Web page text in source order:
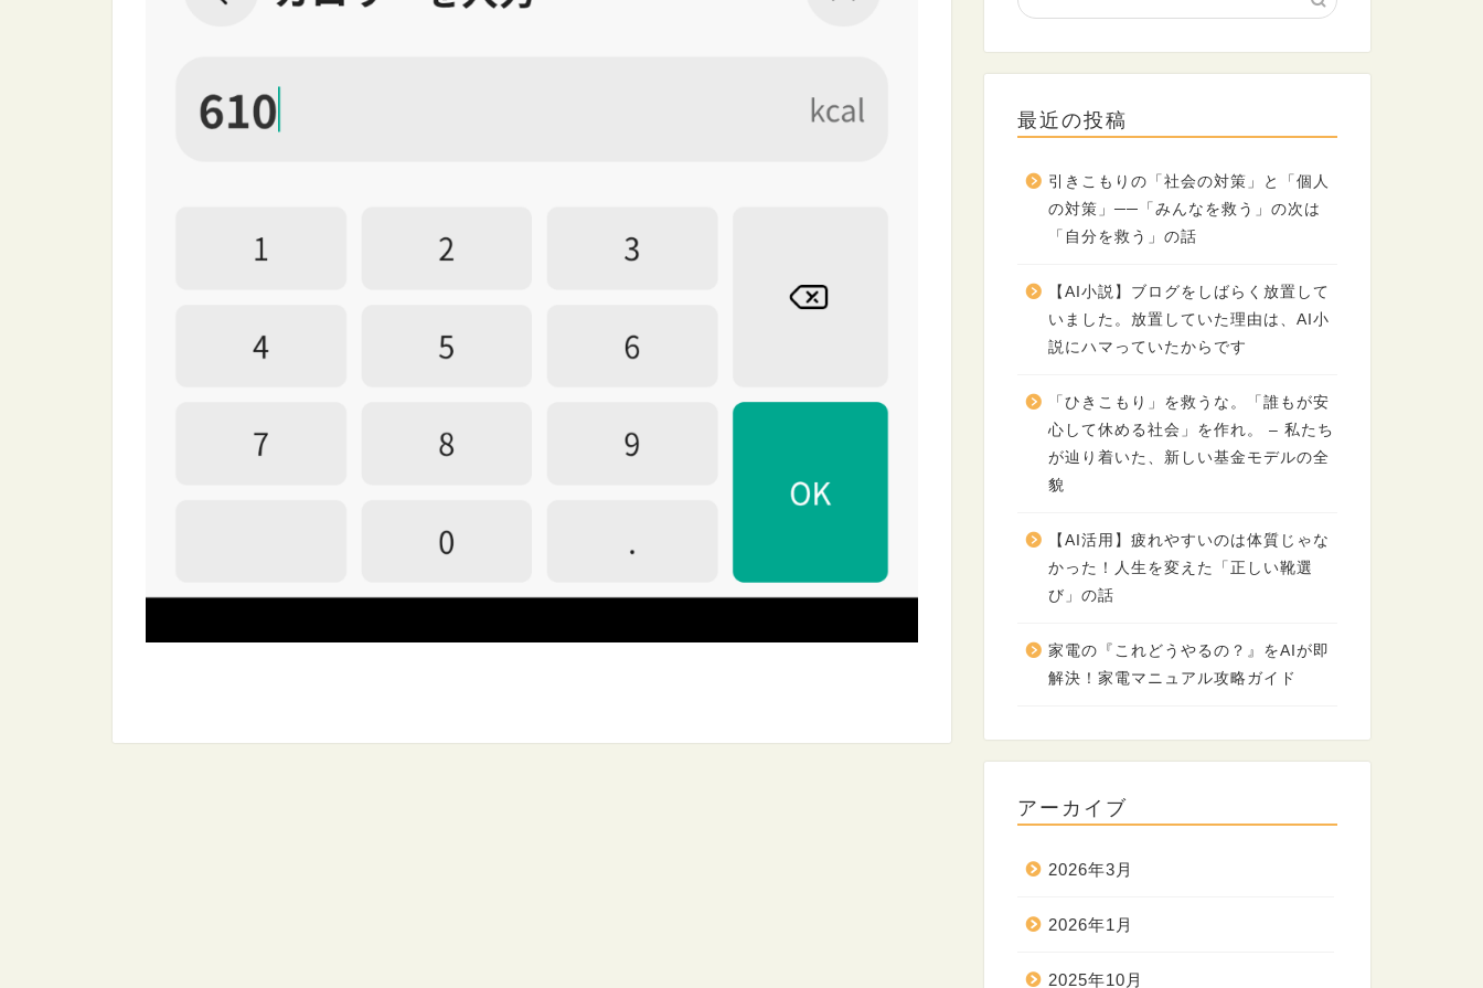
最近の投稿
引きこもりの「社会の対策」と「個人
の対策」──「みんなを救う」の次は
「自分を救う」の話
【AI小説】ブログをしばらく放置して
いました。放置していた理由は、AI小
説にハマっていたからです
「ひきこもり」を救うな。「誰もが安
心して休める社会」を作れ。 – 私たち
が辿り着いた、新しい基金モデルの全
貌
【AI活用】疲れやすいのは体質じゃな
かった！人生を変えた「正しい靴選
び」の話
家電の『これどうやるの？』をAIが即
解決！家電マニュアル攻略ガイド
アーカイブ
2026年3月
2026年1月
2025年10月